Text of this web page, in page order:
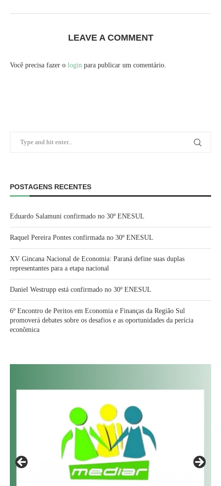
LEAVE A COMMENT
Você precisa fazer o login para publicar um comentário.
POSTAGENS RECENTES
Eduardo Salamuni confirmado no 30º ENESUL
Raquel Pereira Pontes confirmada no 30º ENESUL
XV Gincana Nacional de Economia: Paraná define suas duplas
representantes para a etapa nacional
Daniel Westrupp está confirmado no 30º ENESUL
6º Encontro de Peritos em Economia e Finanças da Região Sul
promoverá debates sobre os desafios e as oportunidades da perícia
econômica